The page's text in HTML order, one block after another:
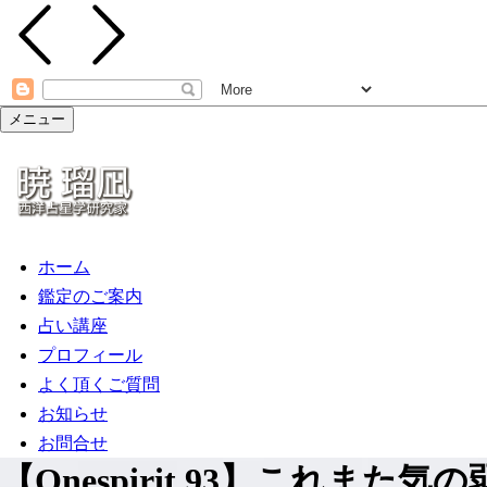
メニュー
ホーム
鑑定のご案内
占い講座
プロフィール
よく頂くご質問
お知らせ
お問合せ